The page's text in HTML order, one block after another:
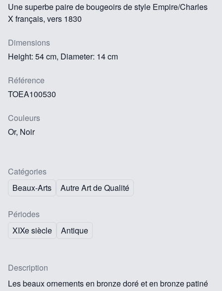
Une superbe paire de bougeoirs de style Empire/Charles
X français, vers 1830
Dimensions
Height: 54 cm, Diameter: 14 cm
Référence
TOEA100530
Couleurs
Or, Noir
Catégories
Beaux-Arts
Autre Art de Qualité
Périodes
XIXe siècle
Antique
Description
Les beaux ornements en bronze doré et en bronze patiné